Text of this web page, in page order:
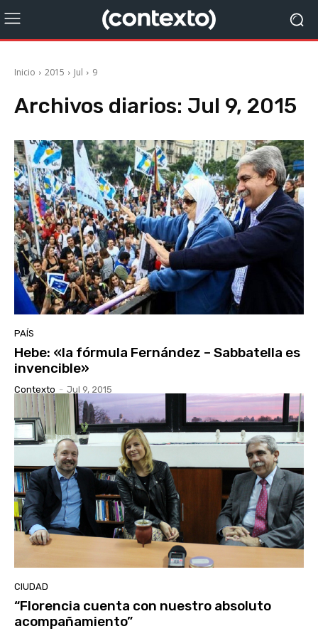
Inicio 2015 Jul 9
Archivos diarios: Jul 9, 2015
PAÍS
Hebe: «la fórmula Fernández – Sabbatella es
invencible»
Contexto - Jul 9, 2015
CIUDAD
“Florencia cuenta con nuestro absoluto
acompañamiento”